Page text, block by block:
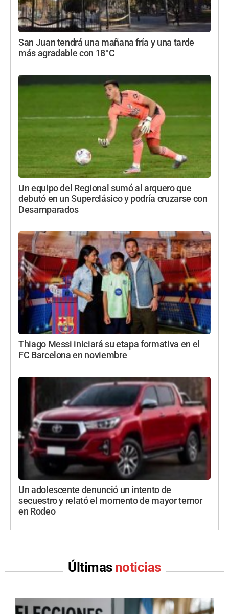
San Juan tendrá una mañana fría y una tarde
más agradable con 18°C
Un equipo del Regional sumó al arquero que
debutó en un Superclásico y podría cruzarse con
Desamparados
Thiago Messi iniciará su etapa formativa en el
FC Barcelona en noviembre
Un adolescente denunció un intento de
secuestro y relató el momento de mayor temor
en Rodeo
Últimas noticias